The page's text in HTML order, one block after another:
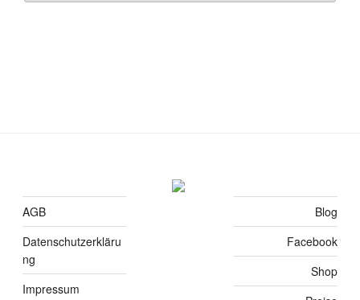
AGB
Datenschutzerkläru
ng
Impressum
Blog
Facebook
Shop